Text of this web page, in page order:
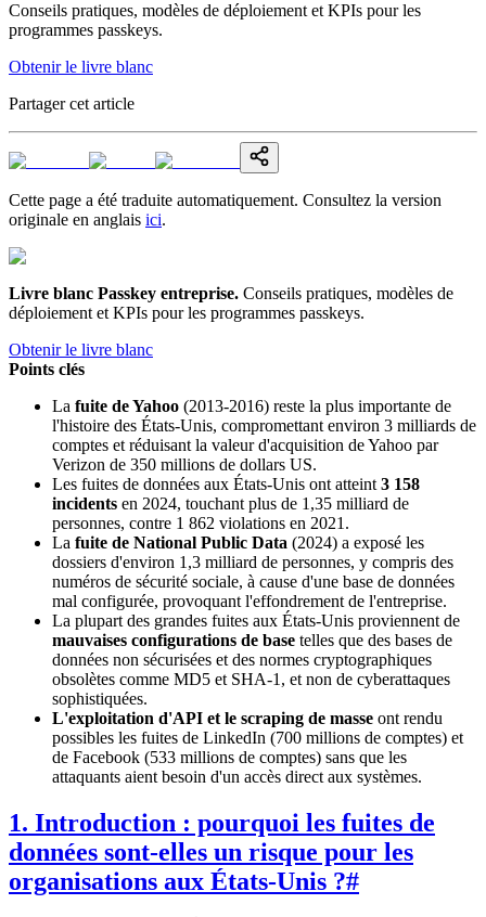
Conseils pratiques, modèles de déploiement et KPIs pour les
programmes passkeys.
Obtenir le livre blanc
Partager cet article
Cette page a été traduite automatiquement. Consultez la version
originale en anglais ici.
Livre blanc Passkey entreprise. Conseils pratiques, modèles de
déploiement et KPIs pour les programmes passkeys.
Obtenir le livre blanc
Points clés
La fuite de Yahoo (2013-2016) reste la plus importante de
l'histoire des États-Unis, compromettant environ 3 milliards de
comptes et réduisant la valeur d'acquisition de Yahoo par
Verizon de 350 millions de dollars US.
Les fuites de données aux États-Unis ont atteint 3 158
incidents en 2024, touchant plus de 1,35 milliard de
personnes, contre 1 862 violations en 2021.
La fuite de National Public Data (2024) a exposé les
dossiers d'environ 1,3 milliard de personnes, y compris des
numéros de sécurité sociale, à cause d'une base de données
mal configurée, provoquant l'effondrement de l'entreprise.
La plupart des grandes fuites aux États-Unis proviennent de
mauvaises configurations de base telles que des bases de
données non sécurisées et des normes cryptographiques
obsolètes comme MD5 et SHA-1, et non de cyberattaques
sophistiquées.
L'exploitation d'API et le scraping de masse ont rendu
possibles les fuites de LinkedIn (700 millions de comptes) et
de Facebook (533 millions de comptes) sans que les
attaquants aient besoin d'un accès direct aux systèmes.
1. Introduction : pourquoi les fuites de
données sont-elles un risque pour les
organisations aux États-Unis ?#